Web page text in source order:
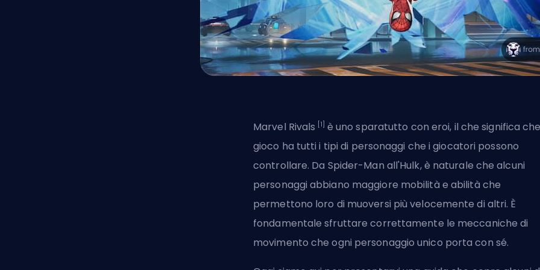
Marvel Rivals [1] è uno sparatutto con eroi, il che significa
gioco ha tutti i tipi di personaggi che i giocatori possono
controllare. Da Spider-Man all'Hulk, è naturale che alcuni
personaggi abbiano maggiore mobilità e abilità che
permettono loro di muoversi più velocemente di altri. È
fondamentale sfruttare correttamente le meccaniche di
movimento che ogni personaggio unico porta con sé.